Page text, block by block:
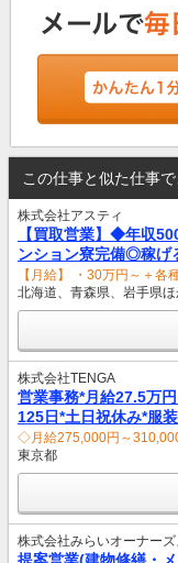
この仕事と似た仕事
株式会社アスティ
【買取営業】◆年収
ンション寮完備◎稼げ
【月給】 ・30万円～＋各
北海道、青森県、岩手県
株式会社TENGA
営業事務*月給27.5万
125日*土日祝休み*服
◇月給275,000円～
東京都
株式会社みらいオーナー
提案営業(建物修繕・